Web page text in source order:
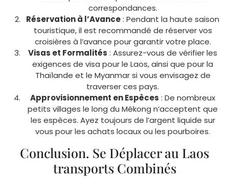
correspondances.
Réservation à l’Avance: Pendant la haute saison
touristique, il est recommandé de réserver vos
croisières à l’avance pour garantir votre place.
Visas et Formalités : Assurez-vous de vérifier les
exigences de visa pour le Laos, ainsi que pour la
Thaïlande et le Myanmar si vous envisagez de
traverser ces pays.
Approvisionnement en Espèces : De nombreux
petits villages le long du Mékong n’acceptent que
les espèces. Ayez toujours de l’argent liquide sur
vous pour les achats locaux ou les pourboires.
Conclusion. Se Déplacer au Laos
transports Combinés